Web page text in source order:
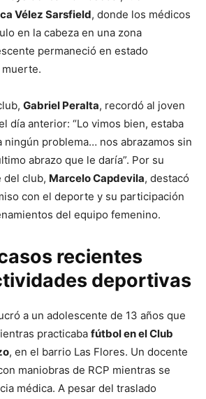
Vélez Sarsfield, donde los médicos
en la cabeza en una zona
permaneció en estado
Gabriel Peralta, recordó al joven
día anterior: “Lo vimos bien, estaba
ningún problema… nos abrazamos sin
abrazo que le daría”. Por su
del club, Marcelo Capdevila, destacó
con el deporte y su participación
del equipo femenino.
recientes
deportivas
a un adolescente de 13 años que
practicaba fútbol en el Club
, en el barrio Las Flores. Un docente
maniobras de RCP mientras se
médica. A pesar del traslado